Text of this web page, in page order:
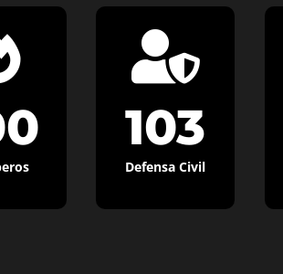

103
Defensa Civil